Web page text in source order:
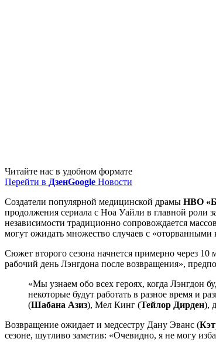
Читайте нас в удобном формате
Перейти в ДзенGoogle Новости
Создатели популярной медицинской драмы HBO
продолжения сериала с Ноа Уайли в главной роли
независимости традиционно сопровождается
могут ожидать множество случаев с «оторванными
Сюжет второго сезона начнется примерно через 10
рабочий день Лэнгдона после возвращения»,
«Мы узнаем обо всех героях, когда Лэнгдон
некоторые будут работать в разное время и
(Шабана Азиз), Мел Кинг (Тейлор Дирден),
Возвращение ожидает и медсестру Дану Эванс (
сезоне, шутливо заметив: «Очевидно, я не могу